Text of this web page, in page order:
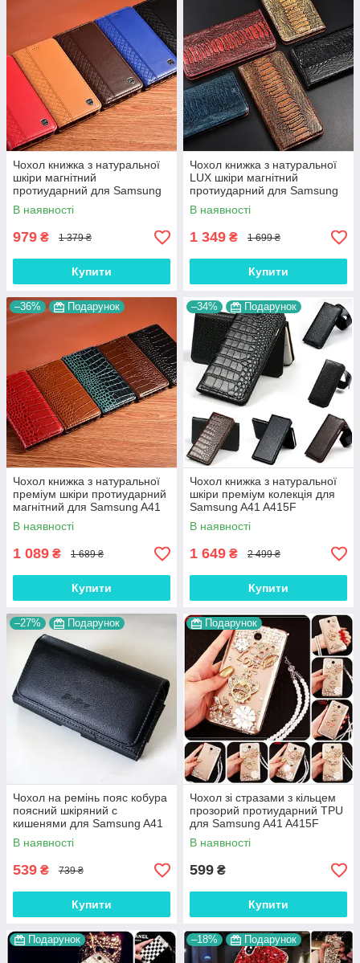
Чохол книжка з натуральної
шкіри магнітний
протиударний для Samsung
A41 A415F "BOTTEGA"
В наявності
979 ₴ 1 379 ₴
Купити
Чохол книжка з натуральної
LUX шкіри магнітний
протиударний для Samsung
A41 A415F "ZENUS"
В наявності
1 349 ₴ 1 699 ₴
Купити
–36% Подарунок
Чохол книжка з натуральної
преміум шкіри протиударний
магнітний для Samsung A41
A415F "CROCODILE"
В наявності
1 089 ₴ 1 689 ₴
Купити
–34% Подарунок
Чохол книжка з натуральної
шкіри преміум колекція для
Samsung A41 A415F
"SIGNATURE"
В наявності
1 649 ₴ 2 499 ₴
Купити
–27% Подарунок
Чохол на ремінь пояс кобура
поясний шкіряний c
кишенями для Samsung A41
A415F "RAMOS"
В наявності
539 ₴ 739 ₴
Купити
Подарунок
Чохол зі стразами з кільцем
прозорий протиударний TPU
для Samsung A41 A415F
"ROYALER"
В наявності
599 ₴
Купити
Подарунок –18% Подарунок